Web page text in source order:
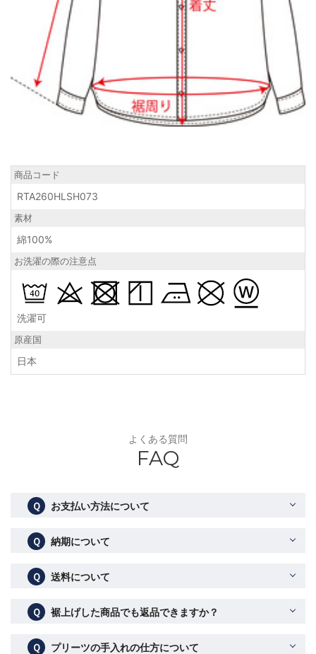
商品コード
RTA260HLSH073
素材
綿100%
お洗濯の際の注意点
洗濯可
原産国
日本
よくある質問
FAQ
Ｑ お支払い方法について
Ｑ 納期について
Ｑ 送料について
Ｑ 裾上げした商品でも返品できますか？
Ｑ プリーツの手入れの仕方について